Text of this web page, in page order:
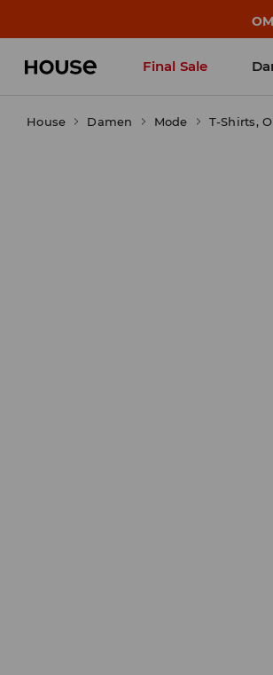
Final Sale
House Damen Mode T-Shirts,